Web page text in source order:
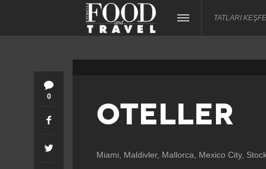
TATLARI
0 OTELLER
Miami, Maldivler, Mallorca, Mexico City,